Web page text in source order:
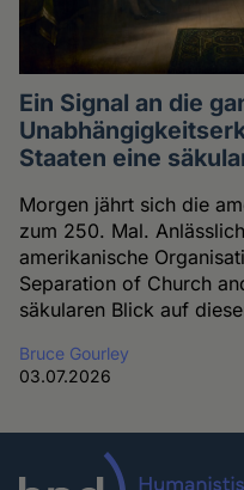
Ein Signal an die
Staaten eine
Morgen jährt sich die
zum 250. Mal.
amerikanische
Separation of Church
säkularen Blick auf
Bruce Gourley
03.07.2026